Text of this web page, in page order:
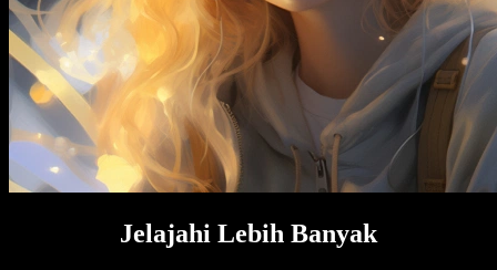
Jelajahi Lebih Banyak